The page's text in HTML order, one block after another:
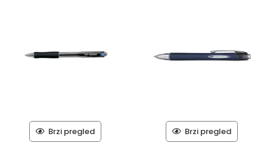
Brzi pregled Brzi pregled